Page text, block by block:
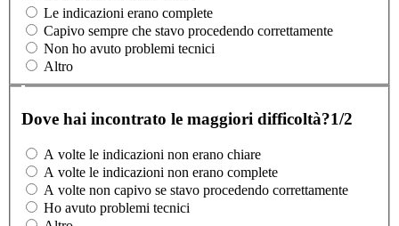
Le indicazioni erano complete
Capivo sempre che stavo procedendo correttamente
Non ho avuto problemi tecnici
Altro
Dove hai incontrato le maggiori difficoltà?1/2
A volte le indicazioni non erano chiare
A volte le indicazioni non erano complete
A volte non capivo se stavo procedendo correttamente
Ho avuto problemi tecnici